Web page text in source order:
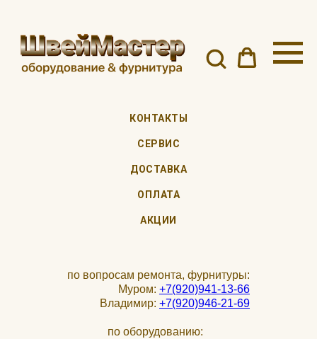
КОНТАКТЫ
СЕРВИС
ДОСТАВКА
ОПЛАТА
АКЦИИ
по вопросам ремонта, фурнитуры:
Муром: +7(920)941-13-66
Владимир: +7(920)946-21-69
по оборудованию: